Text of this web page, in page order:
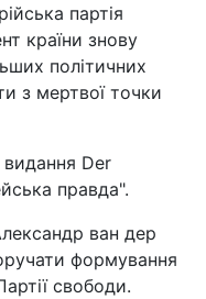
партія
країни знову
політичних
з мертвої точки
Der
правда".
ван дер
формування
свободи.